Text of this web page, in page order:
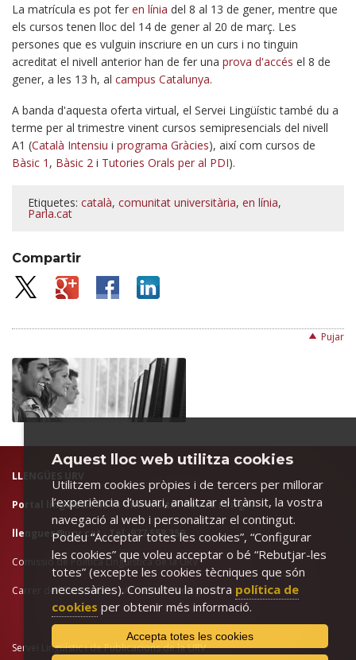
La matrícula es pot fer en línia del 8 al 13 de gener, mentre que
els cursos tenen lloc del 14 de gener al 20 de març. Les
persones que es vulguin inscriure en un curs i no tinguin
acreditat el nivell anterior han de fer una prova d'accés el 8 de
gener, a les 13 h, al campus Catalunya.
A banda d'aquesta oferta virtual, el Servei Lingüístic també du a
terme per al trimestre vinent cursos semipresencials del nivell
A1 (Català Intensiu i programa Gràcies), així com cursos de
Bàsic 1 , Bàsic 2 i Tutories Orals per al PDI).
Etiquetes: català, comunitat universitària, en línia,
Parla.cat
Compartir
Pujar
LLENGÜES URV
Portal lingüístic de la Universitat Rovira i Virgili
llengues@urv.cat· Tel. 977 558 359
Comissió de Política Lingüística de la URV
Carrer de l'Escorxador, s/n · 43003 Tarragona
Servei Lingüístic i de Publicacions de la URV
Aquest lloc web utilitza cookies
Utilitzem cookies pròpies i de tercers per millorar
l’experiència d’usuari, analitzar el trànsit, la vostra
navegació al web i personalitzar el contingut.
Podeu “Acceptar totes les cookies”, “Configurar
les cookies” que voleu acceptar o bé “Rebutjar-les
totes” (excepte les cookies tècniques que són
necessàries). Consulteu la nostra política de
cookies per obtenir més informació.
Accepta totes les cookies